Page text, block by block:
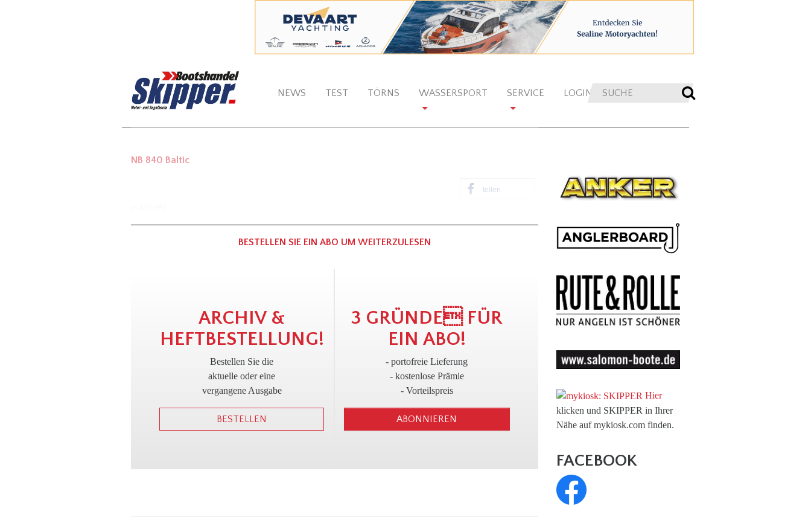
NEWS TEST TÖRNS WASSERSPORT SERVICE LOGIN
NB 840 Baltic
teilen
BESTELLEN SIE EIN ABO UM WEITERZULESEN
!
ARCHIV &
HEFTBESTELLUNG!
Bestellen Sie die
aktuelle oder eine
vergangene Ausgabe
BESTELLEN 3
3 GRÜNDE FÜR
EIN ABO!
- portofreie Lieferung
- kostenlose Prämie
- Vorteilspreis
ABONNIEREN
Hier
klicken und SKIPPER in Ihrer
Nähe auf mykiosk.com finden.
FACEBOOK